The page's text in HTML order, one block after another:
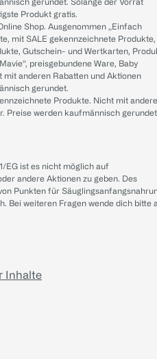
Produkt gratis.
Shop. Ausgenommen „Einfach
mit SALE gekennzeichnete Produkte,
Gutschein- und Wertkarten,
preisgebundene Ware, Baby
anderen Rabatten und Aktionen
gerundet.
Produkte. Nicht mit
Preise werden kaufmännisch
EG ist es nicht möglich auf
andere Aktionen zu geben. Des
Punkten für
Bei weiteren Fragen wende dich bitte
Inhalte